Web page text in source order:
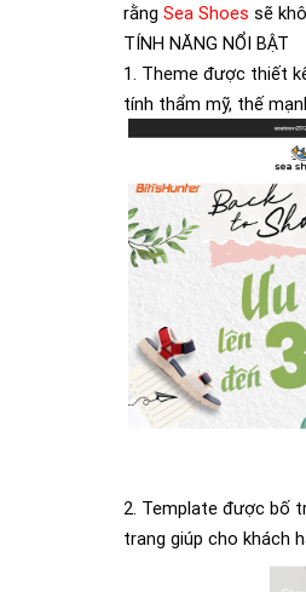
rằng Sea Shoes sẽ
TÍNH NĂNG NỔI BẬT
1. Theme được thiết
tính thẩm mỹ, thế
2. Template được bố
trang giúp cho khách